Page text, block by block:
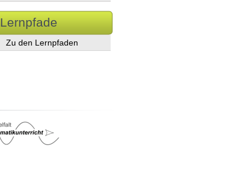
Lernpfade
Zu den Lernpfaden